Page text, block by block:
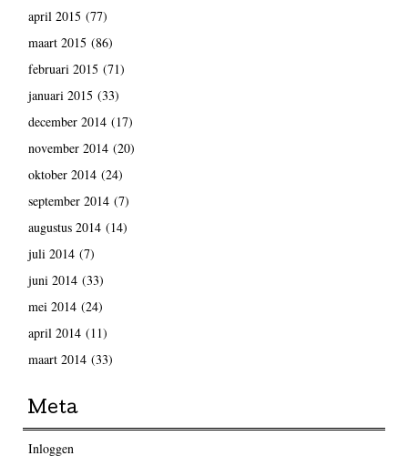
april 2015 (77)
maart 2015 (86)
februari 2015 (71)
januari 2015 (33)
december 2014(17)
november 2014(20)
oktober 2014(24)
september 2014(7)
augustus 2014(14)
juli 2014(7)
juni 2014(33)
mei 2014(24)
april 2014(11)
maart 2014(33)
Meta
Inloggen